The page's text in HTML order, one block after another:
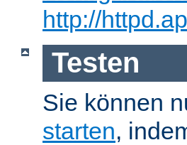
http://
Testen
Sie können
starten,